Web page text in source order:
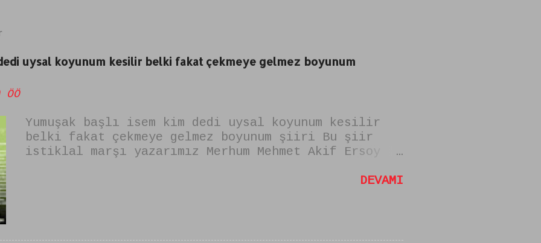
dedi uysal koyunum kesilir belki fakat çekmeye gelmez boyunum
Yumuşak başlı isem kim dedi uysal koyunum kesilir
belki fakat çekmeye gelmez boyunum şiiri Bu şiir
istiklal marşı yazarımız Merhum Mehmet Akif Ersoy
alkışlayamam" dır. yumuşak başlıysam uysal koyunDEVAMI